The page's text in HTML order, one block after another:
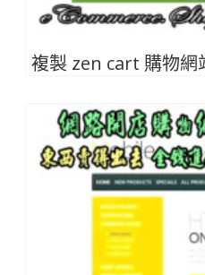
複製 zen cart 購物網